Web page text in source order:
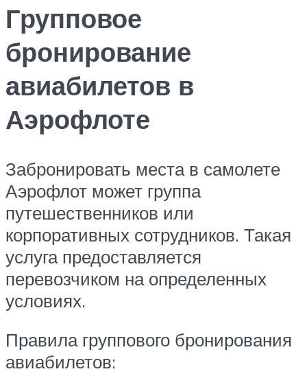
Групповое
бронирование
авиабилетов в
Аэрофлоте
Забронировать места в самолете
Аэрофлот может группа
путешественников или
корпоративных сотрудников. Такая
услуга предоставляется
перевозчиком на определенных
условиях.
Правила группового бронирования
авиабилетов: